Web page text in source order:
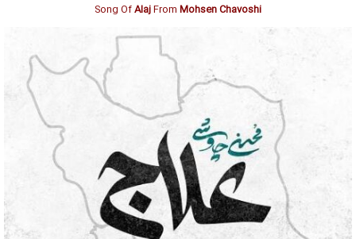
Song OfAlajFrom Mohsen Chavoshi